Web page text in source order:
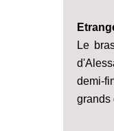
Le
demi-
grands